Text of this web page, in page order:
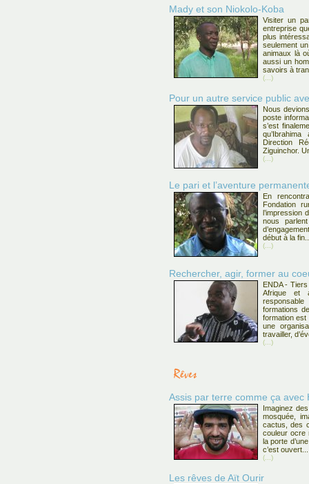
Mady et son Niokolo-Koba
Visiter un
entreprise
plus
seulement
animaux là
aussi un
savoirs à
(...)
Pour un autre service public
Nous
poste
s’est
Direction
Ziguinchor.
(...)
Le pari et l’aventure
En
Fondation
l’impression
nous
début à la
(...)
Rechercher, agir, former au
ENDA -
Afrique et
formations
formation est
une
travailler,
(...)
Assis par terre comme ça avec
Imaginez
mosquée,
cactus, des
couleur ocre
la porte
c’est ouvert...
(...)
Les rêves de Aït Ourir